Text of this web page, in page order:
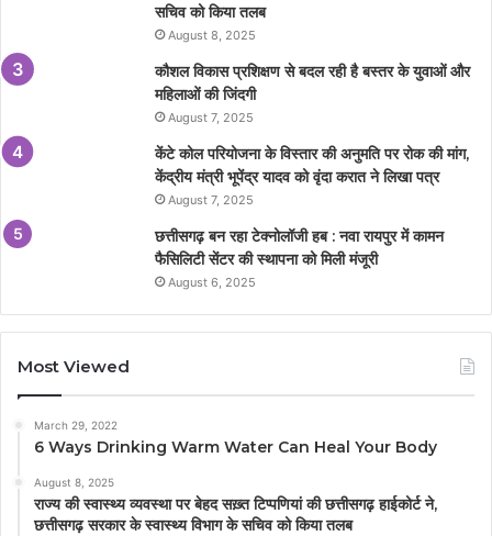
सचिव को किया तलब
August 8, 2025
कौशल विकास प्रशिक्षण से बदल रही है बस्तर के युवाओं और
महिलाओं की जिंदगी
August 7, 2025
केंटे कोल परियोजना के विस्तार की अनुमति पर रोक की मांग,
केंद्रीय मंत्री भूपेंद्र यादव को वृंदा करात ने लिखा पत्र
August 7, 2025
छत्तीसगढ़ बन रहा टेक्नोलॉजी हब : नवा रायपुर में कामन
फैसिलिटी सेंटर की स्थापना को मिली मंजूरी
August 6, 2025
Most Viewed
March 29, 2022
6 Ways Drinking Warm Water Can Heal Your Body
August 8, 2025
राज्य की स्वास्थ्य व्यवस्था पर बेहद सख़्त टिप्पणियां की छत्तीसगढ़ हाईकोर्ट ने,
छत्तीसगढ़ सरकार के स्वास्थ्य विभाग के सचिव को किया तलब